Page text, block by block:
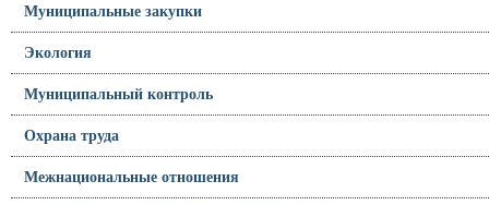
Муниципальные закупки
Экология
Муниципальный контроль
Охрана труда
Межнациональные отношения